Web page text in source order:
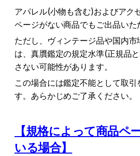
アパレル(小物も含む)およびアク
ページがない商品でもご出品いた
ただし、ヴィンテージ品や国内
は、真贋鑑定の規定水準(正規品
さない可能性があります。
この場合には鑑定不能として取
す。あらかじめご了承ください。
【規格によって商品ペ
いる場合】